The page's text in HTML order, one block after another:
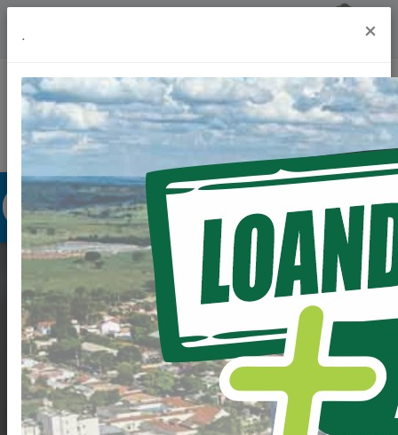
OBRAS DO
CONDOMINIO DO
IDOSO.
. ×